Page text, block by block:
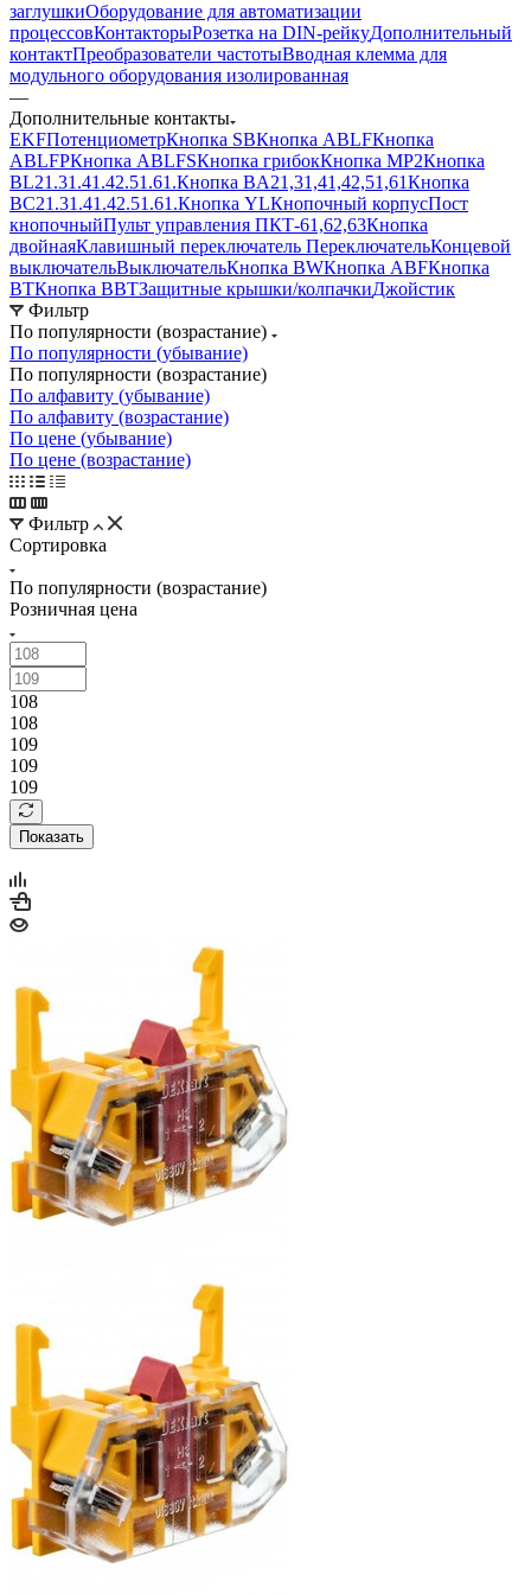
заглушкиОборудование для автоматизации
процессовКонтакторыРозетка на DIN-рейкуДополнительный
контактПреобразователи частотыВводная клемма для
модульного оборудования изолированная
—
Дополнительные контакты
EKFПотенциометрКнопка SBКнопка ABLFКнопка
ABLFPКнопка ABLFSКнопка грибокКнопка MP2Кнопка
BL21.31.41.42.51.61.Кнопка BA21,31,41,42,51,61Кнопка
BC21.31.41.42.51.61.Кнопка YLКнопочный корпусПост
кнопочныйПульт управления ПКТ-61,62,63Кнопка
двойнаяКлавишный переключатель ПереключательКонцевой
выключательВыключательКнопка BWКнопка ABFКнопка
BTКнопка BBTЗащитные крышки/колпачкиДжойстик
Фильтр
По популярности (возрастание)
По популярности (убывание)
По популярности (возрастание)
По алфавиту (убывание)
По алфавиту (возрастание)
По цене (убывание)
По цене (возрастание)
Фильтр
Сортировка
По популярности (возрастание)
Розничная цена
108
108
109
109
109
Показать